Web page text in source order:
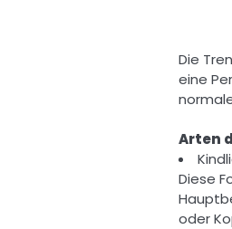
Die
eine
Arten
Diese
oder